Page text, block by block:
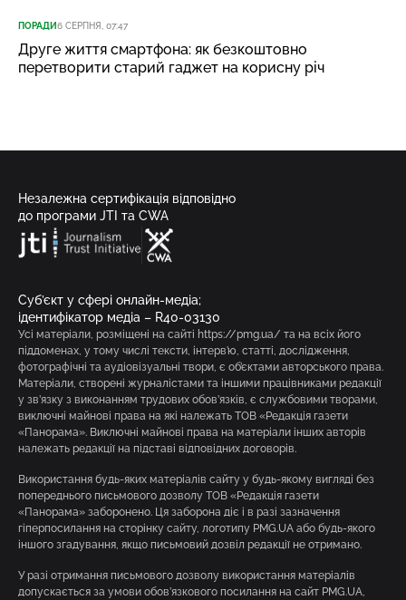
ПОРАДИ6 СЕРПНЯ, 07:47
Друге життя смартфона: як безкоштовно
перетворити старий гаджет на корисну річ
Незалежна сертифікація відповідно
до програми JTI та CWA
Суб’єкт у сфері онлайн-медіа;
ідентифікатор медіа – R40-03130
Усі матеріали, розміщені на сайті https://pmg.ua/ та на всіх його
піддоменах, у тому числі тексти, інтерв’ю, статті, дослідження,
фотографічні та аудіовізуальні твори, є об’єктами авторського права.
Матеріали, створені журналістами та іншими працівниками редакції
у зв’язку з виконанням трудових обов’язків, є службовими творами,
виключні майнові права на які належать ТОВ «Редакція газети
«Панорама». Виключні майнові права на матеріали інших авторів
належать редакції на підставі відповідних договорів.
Використання будь-яких матеріалів сайту у будь-якому вигляді без
попереднього письмового дозволу ТОВ «Редакція газети
«Панорама» заборонено. Ця заборона діє і в разі зазначення
гіперпосилання на сторінку сайту, логотипу PMG.UA або будь-якого
іншого згадування, якщо письмовий дозвіл редакції не отримано.
У разі отримання письмового дозволу використання матеріалів
допускається за умови обов’язкового посилання на сайт PMG.UA,